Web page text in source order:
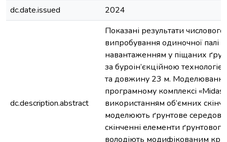
dc.date.issued
2024
dc.description.abstract
Показані результати
випробування одиночної палі
навантаженням у піщаних
за буроін’єкційною
та довжину 23 м. Моделювання
програмному комплексі «Midas
використанням об’ємних
моделюють ґрунтове
скінченні елементи
володіють модифікованим